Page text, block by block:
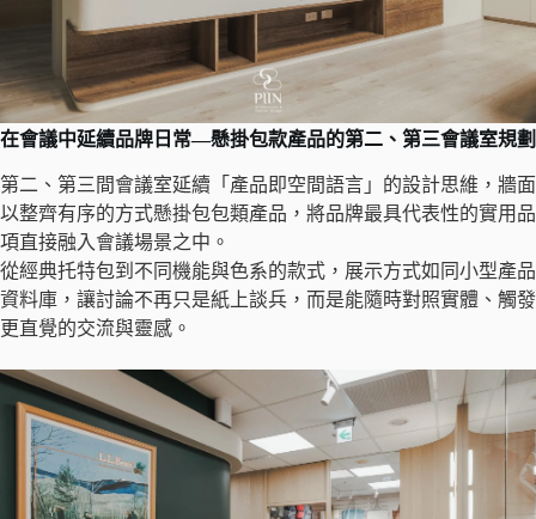
在會議中延續品牌日常—懸掛包款產品的第二、第三會議室規劃
第二、第三間會議室延續「產品即空間語言」的設計思維，牆面
以整齊有序的方式懸掛包包類產品，將品牌最具代表性的實用品
項直接融入會議場景之中。
從經典托特包到不同機能與色系的款式，展示方式如同小型產品
資料庫，讓討論不再只是紙上談兵，而是能隨時對照實體、觸發
更直覺的交流與靈感。